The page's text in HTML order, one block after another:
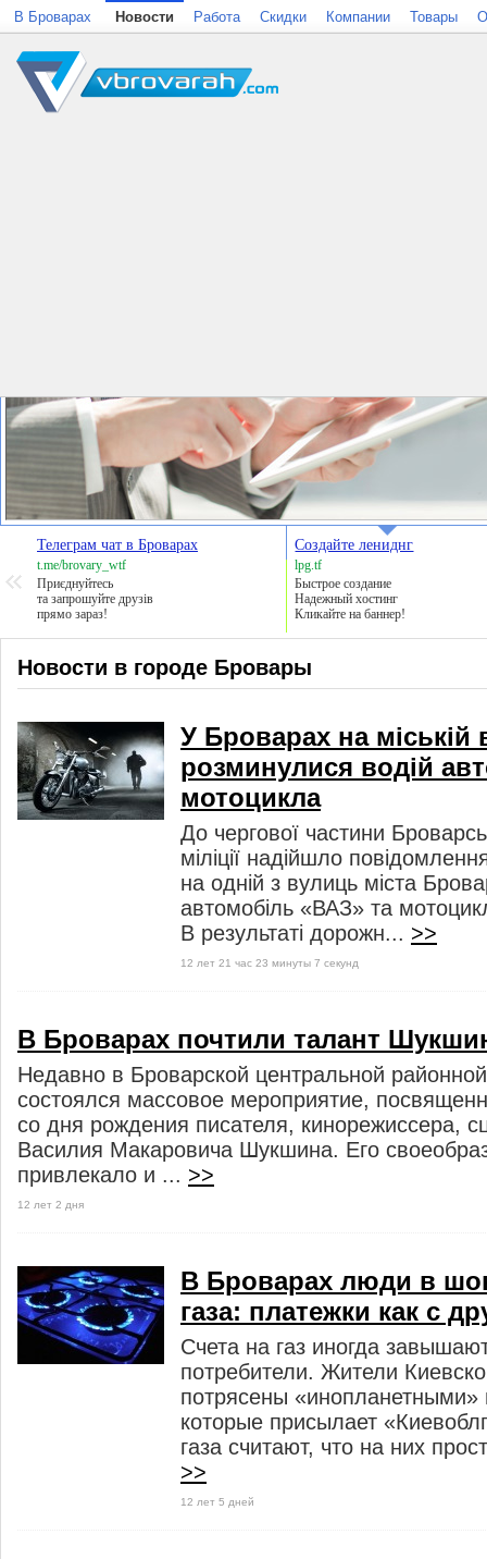
Телеграм чат в Броварах
t.me/brovary_wtf
Приєднуйтесь
та запрошуйте друзів
прямо зараз!
Создайте лениднг
lpg.tf
Быстрое создание
Надежный хостинг
Кликайте на баннер!
Новости в городе Бровары
У Броварах на міській
розминулися водій
мотоцикла
До чергової частини
міліції надійшло
на одній з вулиць міста
автомобіль «ВАЗ» та
В результаті дорожн... >>
12 лет 21 час 23 минуты 7 секунд
В Броварах почтили талант
Недавно в Броварской центральной
состоялся массовое мероприятие,
со дня рождения писателя, кинорежиссера,
Василия Макаровича Шукшина. Его
привлекало и ... >>
12 лет 2 дня
В Броварах люди в
газа: платежки как с
Счета на газ иногда
потребители. Жители
потрясены «инопланетными»
которые присылает
газа считают, что на них
>>
12 лет 5 дней
В Броварах Новости Работа Скидки Компании Товары